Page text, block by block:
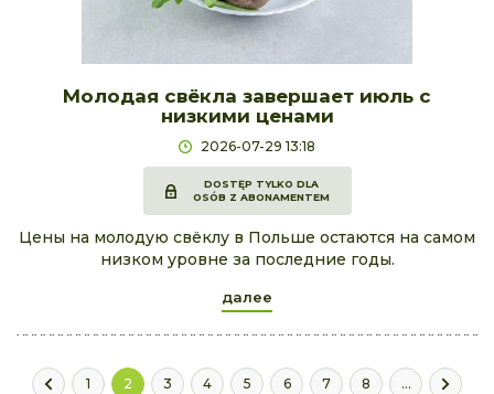
Молодая свёкла завершает июль с
низкими ценами
2026-07-29 13:18
DOSTĘP TYLKO DLA
OSÓB Z ABONAMENTEM
Цены на молодую свёклу в Польше остаются на самом
низком уровне за последние годы.
далее
1 2 3 4 5 6 7 8 ...